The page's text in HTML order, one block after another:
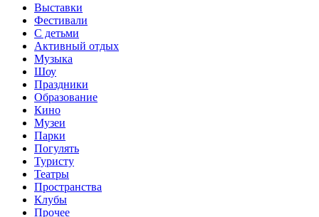
Выставки
Фестивали
С детьми
Активный отдых
Музыка
Шоу
Праздники
Образование
Кино
Музеи
Парки
Погулять
Туристу
Театры
Пространства
Клубы
Прочее